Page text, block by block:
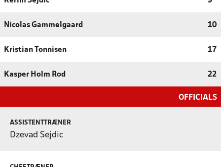
Nicolas Gammelgaard 10
Kristian Tonnisen 17
Kasper Holm Rod 22
OFFICIALS
ASSISTENTTRÆNER
Dzevad Sejdic